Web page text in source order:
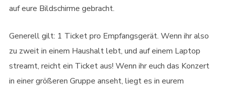
auf eure Bildschirme gebracht.
Generell gilt: 1 Ticket pro Empfangsgerät. Wenn ihr also
zu zweit in einem Haushalt lebt, und auf einem Laptop
streamt, reicht ein Ticket aus! Wenn ihr euch das Konzert
in einer größeren Gruppe anseht, liegt es in eurem